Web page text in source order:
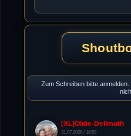
Zum Schreiben bitte
[XL]Oldie-Dellmuth
31.07.2026 / 18:59